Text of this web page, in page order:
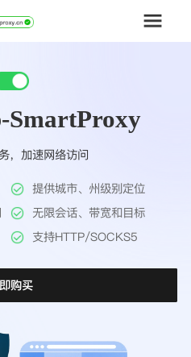
SmartProxy
，加速网络访问
提供城市、州级别定位
无限会话、带宽和目标
支持HTTP/SOCKS5
购买